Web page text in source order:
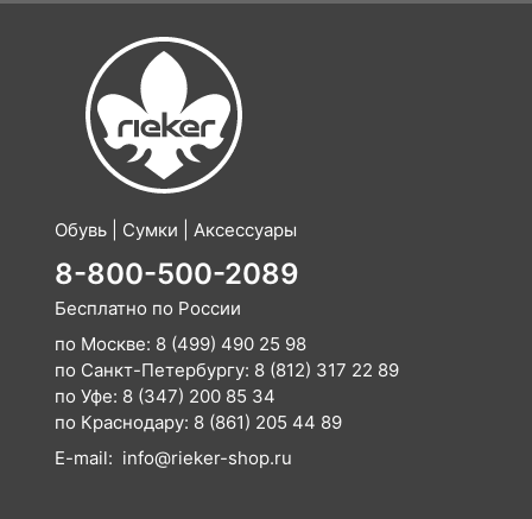
Обувь | Сумки | Аксессуары
8-800-500-2089
Бесплатно по России
по Москве: 8 (499) 490 25 98
по Санкт-Петербургу: 8 (812) 317 22 89
по Уфе: 8 (347) 200 85 34
по Краснодару: 8 (861) 205 44 89
E-mail: info@rieker-shop.ru